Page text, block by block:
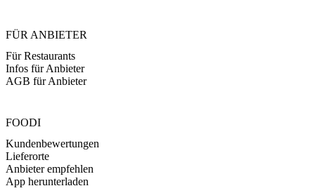
FÜR ANBIETER
Für Restaurants
Infos für Anbieter
AGB für Anbieter
FOODI
Kundenbewertungen
Lieferorte
Anbieter empfehlen
App herunterladen